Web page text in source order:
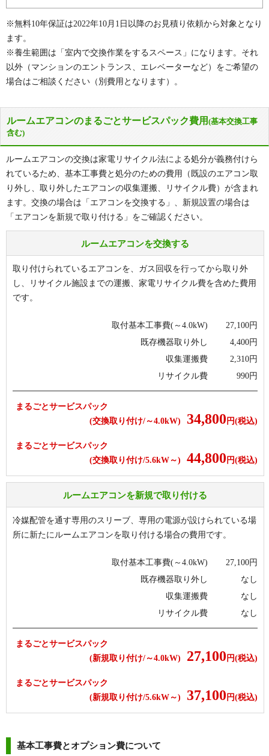
※無料10年保証は2022年10月1日以降のお見積り依頼から対象となり
ます。
※養生範囲は「室内で交換作業をするスペース」になります。それ
以外（マンションのエントランス、エレベーターなど）をご希望の
場合はご相談ください（別費用となります）。
ルームエアコンのまるごとサービスパック費用 (基本交換工事
含む)
ルームエアコンの交換は家電リサイクル法による処分が義務付けら
れているため、基本工事費と処分のための費用（既設のエアコン取
り外し、取り外したエアコンの収集運搬、リサイクル費）が含まれ
ます。交換の場合は「エアコンを交換する」、新規設置の場合は
「エアコンを新規で取り付ける」をご確認ください。
ルームエアコンを交換する
取り付けられているエアコンを、ガス回収を行ってから取り外
し、リサイクル施設までの運搬、家電リサイクル費を含めた費用
です。
取付基本工事費(～4.0kW) 27,100円
既存機器取り外し
4,400円
収集運搬費
2,310円
リサイクル費
990円
まるごとサービスパック
(交換取り付け/～4.0kW)
34,800 円(税込)
まるごとサービスパック
(交換取り付け/5.6kW～)
44,800 円(税込)
ルームエアコンを新規で取り付ける
冷媒配管を通す専用のスリーブ、専用の電源が設けられている場
所に新たにルームエアコンを取り付ける場合の費用です。
取付基本工事費(～4.0kW) 27,100円
既存機器取り外し
なし
収集運搬費
なし
リサイクル費
なし
まるごとサービスパック
(新規取り付け/～4.0kW)
27,100 円(税込)
まるごとサービスパック
(新規取り付け/5.6kW～)
37,100 円(税込)
基本工事費とオプション費について